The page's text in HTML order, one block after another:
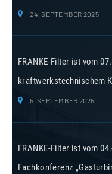
24. SEPTEMBER 2025
FRANKE-Filter ist vom
kraftwerkstechnischem
5. SEPTEMBER 2025
FRANKE-Filter ist vom
Fachkonferenz